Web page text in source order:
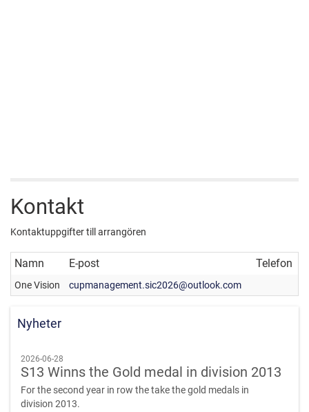
Kontakt
Kontaktuppgifter till arrangören
Namn E-post Telefon
One Vision cupmanagement.sic2026@outlook.com
Nyheter
2026-06-28
S13 Winns the Gold medal in division 2013
For the second year in row the take the gold medals in
division 2013.